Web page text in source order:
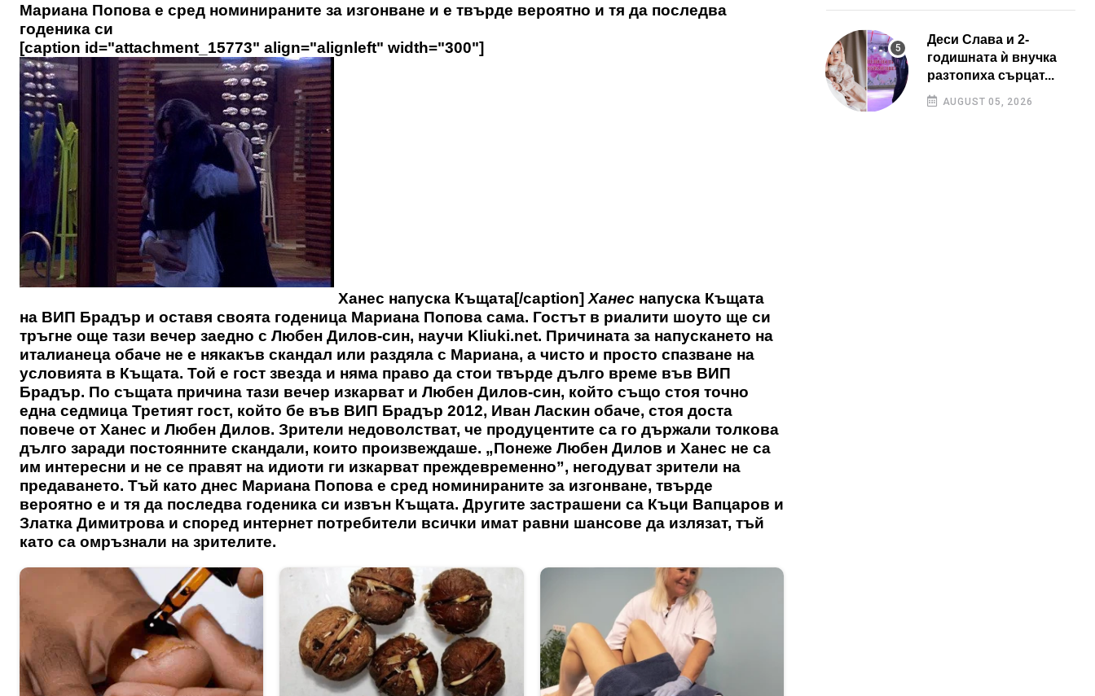
Мариана Попова е сред номинираните за изгонване и е твърде вероятно и тя да последва
годеника си
[caption id="attachment_15773" align="alignleft" width="300"]
Ханес напуска Къщата[/caption] Ханес напуска Къщата
на ВИП Брадър и оставя своята годеница Мариана Попова сама. Гостът в риалити шоуто ще си
тръгне още тази вечер заедно с Любен Дилов-син, научи Kliuki.net. Причината за напускането на
италианеца обаче не е някакъв скандал или раздяла с Мариана, а чисто и просто спазване на
условията в Къщата. Той е гост звезда и няма право да стои твърде дълго време във ВИП
Брадър. По същата причина тази вечер изкарват и Любен Дилов-син, който също стоя точно
една седмица Третият гост, който бе във ВИП Брадър 2012, Иван Ласкин обаче, стоя доста
повече от Ханес и Любен Дилов. Зрители недоволстват, че продуцентите са го държали толкова
дълго заради постоянните скандали, които произвеждаше. „Понеже Любен Дилов и Ханес не са
им интересни и не се правят на идиоти ги изкарват преждевременно”, негодуват зрители на
предаването. Тъй като днес Мариана Попова е сред номинираните за изгонване, твърде
вероятно е и тя да последва годеника си извън Къщата. Другите застрашени са Къци Вапцаров и
Златка Димитрова и според интернет потребители всички имат равни шансове да излязат, тъй
като са омръзнали на зрителите.
Деси Слава и 2-
годишната ѝ внучка
разтопиха сърцат...
AUGUST 05, 2026